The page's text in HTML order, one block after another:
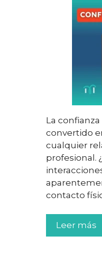
La
convertido
cualquier
profesional.
contacto
Leer más